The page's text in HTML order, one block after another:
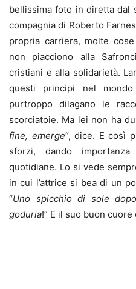
bellissima foto in diretta dal
compagnia di Roberto
propria carriera, molte
non piacciono alla
cristiani e alla solidarietà.
questi principi nel
purtroppo dilagano le
scorciatoie. Ma lei non ha
fine, emerge“, dice. E così
sforzi, dando
quotidiane. Lo si vede
in cui l’attrice si bea di un
“Uno spicchio di sole
goduria!” E il suo buon